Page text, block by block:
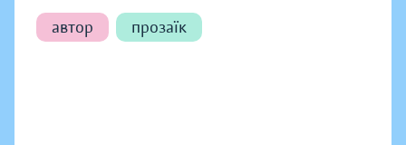
автор прозаїк